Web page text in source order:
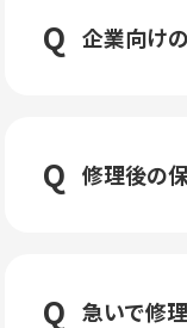
企業向け
修理後の
急いで修